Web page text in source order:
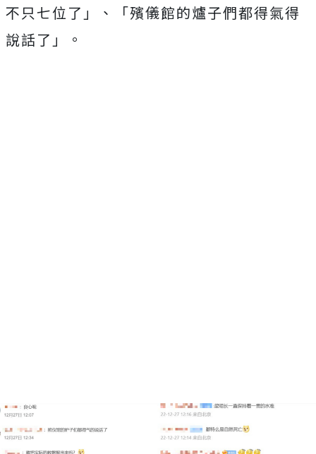
不只七位了」、「殯儀館的爐子們都得氣得
說話了」。